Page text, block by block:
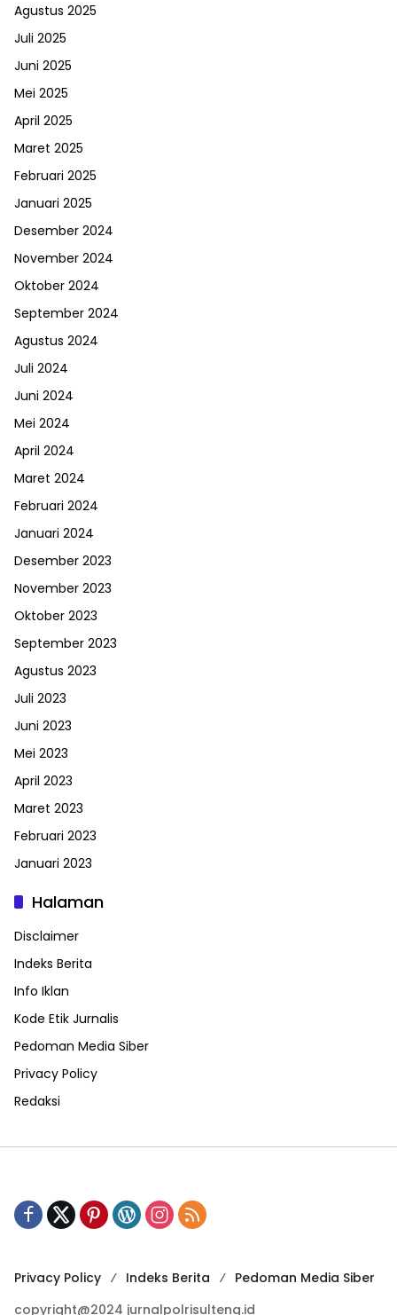
Agustus 2025
Juli 2025
Juni 2025
Mei 2025
April 2025
Maret 2025
Februari 2025
Januari 2025
Desember 2024
November 2024
Oktober 2024
September 2024
Agustus 2024
Juli 2024
Juni 2024
Mei 2024
April 2024
Maret 2024
Februari 2024
Januari 2024
Desember 2023
November 2023
Oktober 2023
September 2023
Agustus 2023
Juli 2023
Juni 2023
Mei 2023
April 2023
Maret 2023
Februari 2023
Januari 2023
Halaman
Disclaimer
Indeks Berita
Info Iklan
Kode Etik Jurnalis
Pedoman Media Siber
Privacy Policy
Redaksi
Privacy Policy Indeks Berita
Pedoman Media Siber
copyright@2024 jurnalpolrisulteng.id